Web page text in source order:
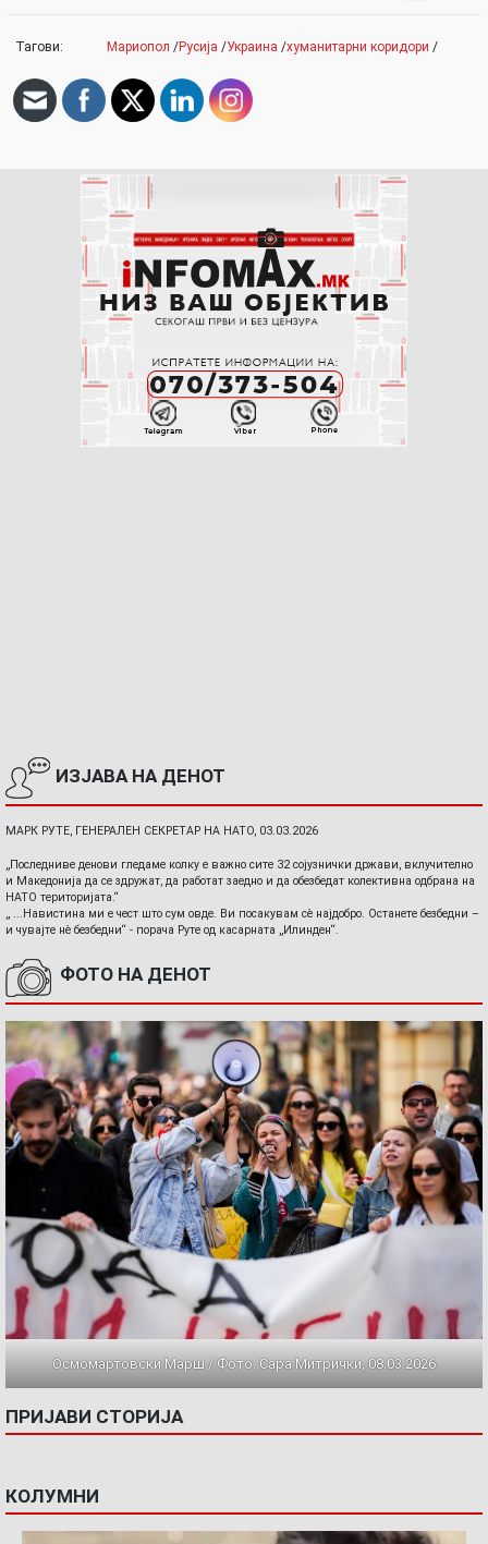
Тагови: Мариопол /Русија /Украина /хуманитарни коридори /
ИЗЈАВА НА ДЕНОТ
МАРК РУТЕ, ГЕНЕРАЛЕН СЕКРЕТАР НА НАТО, 03.03.2026
„Последниве денови гледаме колку е важно сите 32 сојузнички држави, вклучително
и Македонија да се здружат, да работат заедно и да обезбедат колективна одбрана на
НАТО територијата.“
„ ...Навистина ми е чест што сум овде. Ви посакувам сè најдобро. Останете безбедни –
и чувајте нè безбедни“ - порача Руте од касарната „Илинден“.
ФОТО НА ДЕНОТ
Осмомартовски Марш / Фото: Сара Митрички, 08.03.2026
ПРИЈАВИ СТОРИЈА
КОЛУМНИ